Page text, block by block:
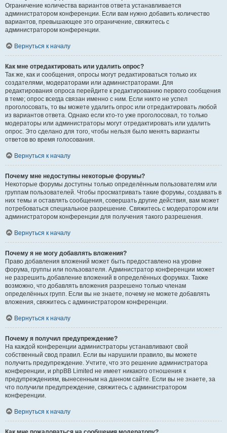
Ограничение количества вариантов ответа устанавливается
администратором конференции. Если вам нужно добавить количество
вариантов, превышающее это ограничение, свяжитесь с
администратором конференции.
Вернуться к началу
Как мне отредактировать или удалить опрос?
Так же, как и сообщения, опросы могут редактироваться только их
создателями, модераторами или администраторами. Для
редактирования опроса перейдите к редактированию первого сообщения
в теме; опрос всегда связан именно с ним. Если никто не успел
проголосовать, то вы можете удалить опрос или отредактировать любой
из вариантов ответа. Однако если кто-то уже проголосовал, то только
модераторы или администраторы могут отредактировать или удалить
опрос. Это сделано для того, чтобы нельзя было менять варианты
ответов во время голосования.
Вернуться к началу
Почему мне недоступны некоторые форумы?
Некоторые форумы доступны только определённым пользователям или
группам пользователей. Чтобы просматривать такие форумы, создавать в
них темы и оставлять сообщения, совершать другие действия, вам может
потребоваться специальное разрешение. Свяжитесь с модератором или
администратором конференции для получения такого разрешения.
Вернуться к началу
Почему я не могу добавлять вложения?
Право добавления вложений может быть предоставлено на уровне
форума, группы или пользователя. Администратор конференции может
не разрешить добавление вложений в определённых форумах. Также
возможно, что добавлять вложения разрешено только членам
определённых групп. Если вы не знаете, почему не можете добавлять
вложения, свяжитесь с администратором конференции.
Вернуться к началу
Почему я получил предупреждение?
На каждой конференции администраторы устанавливают свой
собственный свод правил. Если вы нарушили правило, вы можете
получить предупреждение. Учтите, что это решение администратора
конференции, и phpBB Limited не имеет никакого отношения к
предупреждениям, вынесенным на данном сайте. Если вы не знаете, за
что получили предупреждение, свяжитесь с администратором
конференции.
Вернуться к началу